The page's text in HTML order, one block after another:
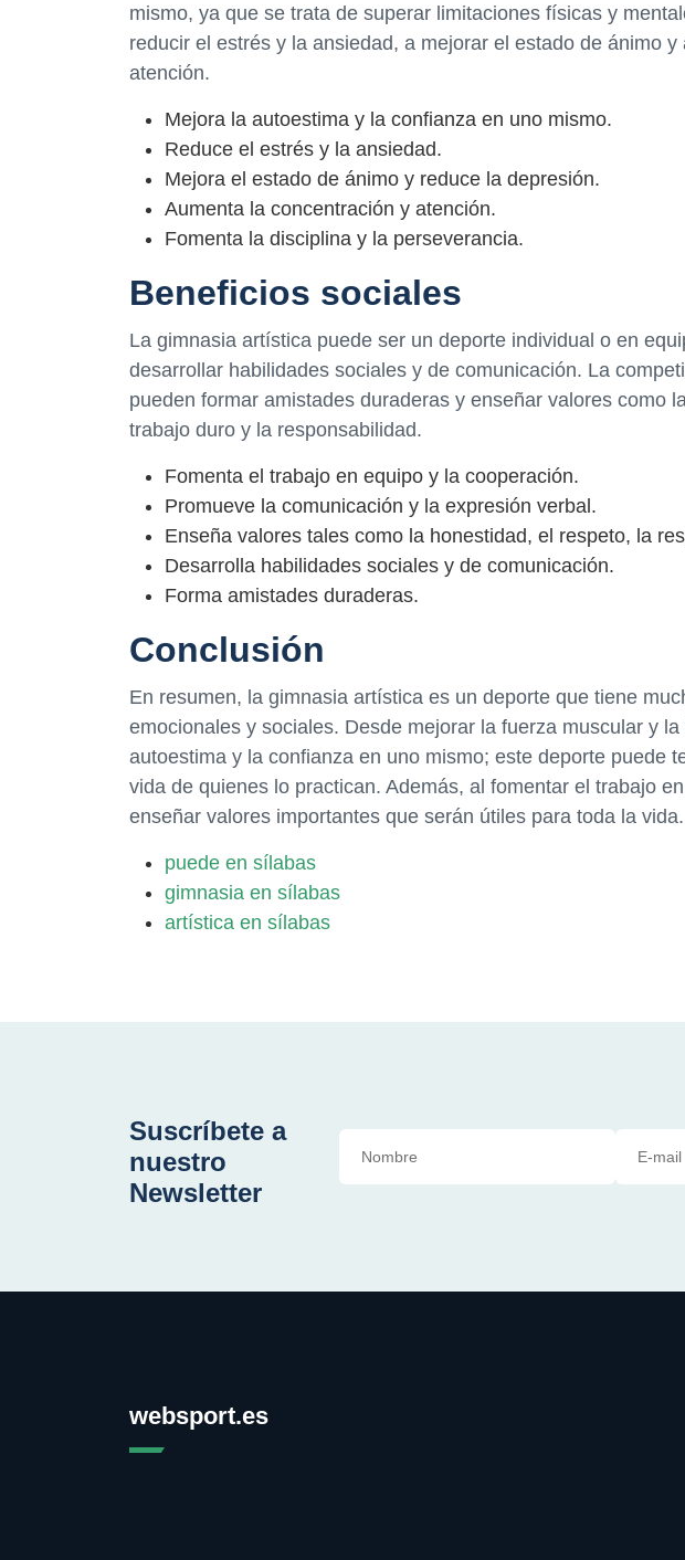
mismo, ya que se trata de superar limitaciones físicas y
reducir el estrés y la ansiedad, a mejorar el estado de ánimo
atención.
Mejora la autoestima y la confianza en uno mismo.
Reduce el estrés y la ansiedad.
Mejora el estado de ánimo y reduce la depresión.
Aumenta la concentración y atención.
Fomenta la disciplina y la perseverancia.
Beneficios sociales
La gimnasia artística puede ser un deporte individual o en
desarrollar habilidades sociales y de comunicación. La
pueden formar amistades duraderas y enseñar valores como
trabajo duro y la responsabilidad.
Fomenta el trabajo en equipo y la cooperación.
Promueve la comunicación y la expresión verbal.
Enseña valores tales como la honestidad, el respeto, la
Desarrolla habilidades sociales y de comunicación.
Forma amistades duraderas.
Conclusión
En resumen, la gimnasia artística es un deporte que tiene
emocionales y sociales. Desde mejorar la fuerza muscular y
autoestima y la confianza en uno mismo; este deporte puede
vida de quienes lo practican. Además, al fomentar el trabajo
enseñar valores importantes que serán útiles para toda la vida.
puede en sílabas
gimnasia en sílabas
artística en sílabas
Suscríbete a
nuestro
Newsletter
websport.es